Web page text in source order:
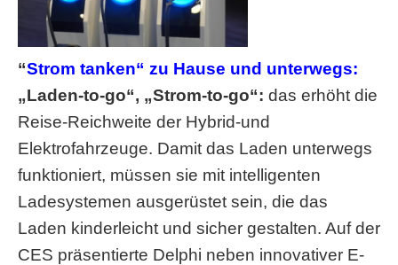
“Strom tanken“ zu Hause und unterwegs:
„Laden-to-go“, „Strom-to-go“: das erhöht die
Reise-Reichweite der Hybrid-und
Elektrofahrzeuge. Damit das Laden unterwegs
funktioniert, müssen sie mit intelligenten
Ladesystemen ausgerüstet sein, die das
Laden kinderleicht und sicher gestalten. Auf der
CES präsentierte Delphi neben innovativer E-